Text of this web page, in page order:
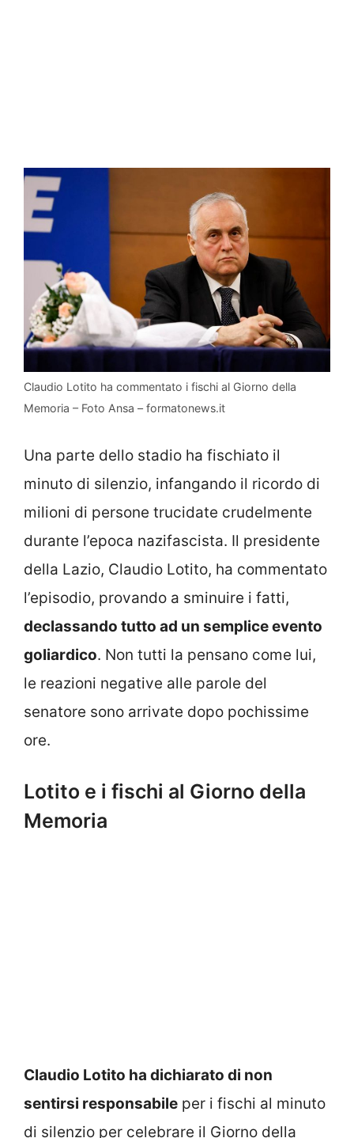
Claudio Lotito ha commentato i fischi al Giorno della
Memoria – Foto Ansa – formatonews.it
Una parte dello stadio ha fischiato il
minuto di silenzio, infangando il ricordo di
milioni di persone trucidate crudelmente
durante l’epoca nazifascista. Il presidente
della Lazio, Claudio Lotito, ha commentato
l’episodio, provando a sminuire i fatti,
declassando tutto ad un semplice evento
goliardico. Non tutti la pensano come lui,
le reazioni negative alle parole del
senatore sono arrivate dopo pochissime
ore.
Lotito e i fischi al Giorno della
Memoria
Claudio Lotito ha dichiarato di non
sentirsi responsabile per i fischi al minuto
di silenzio per celebrare il Giorno della